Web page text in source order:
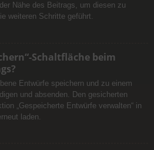
Nähe des Beitrags, um diesen zu
weiteren Schritte geführt.
Schaltfläche beim
Entwürfe speichern und zu einem
und absenden. Den gesicherten
„Gespeicherte Entwürfe verwalten“ in
laden.